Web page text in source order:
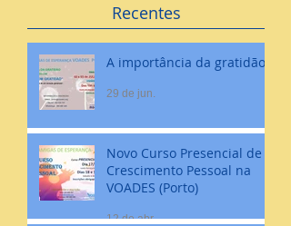
Recentes
A importância da gratidão
29 de jun.
Novo Curso Presencial de
Crescimento Pessoal na
VOADES (Porto)
12 de abr.